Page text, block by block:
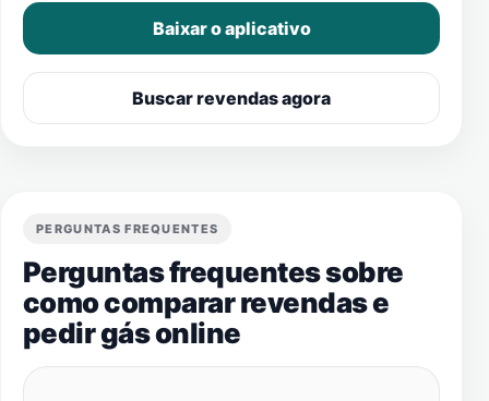
Baixar o aplicativo
Buscar revendas agora
PERGUNTAS FREQUENTES
Perguntas frequentes sobre
como comparar revendas e
pedir gás online